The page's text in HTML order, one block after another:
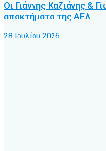
Οι Γιάννης Καζιάνης &
αποκτήματα της ΑΕΛ
28 Ιουλίου 2026